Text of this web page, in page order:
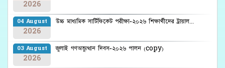
2026
04 August
2026
উচ্চ মাধ্যমিক সার্টিফিকেট পরীক্ষা-২০২৬ শিক্ষার্থীদের ট্রায়াল...
03 August
2026
জুলাই গণঅভ্যুত্থান দিবস-২০২৬ পালন (copy)